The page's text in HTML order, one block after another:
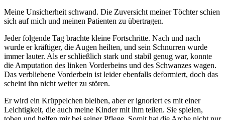
Meine Unsicherheit schwand. Die Zuversicht meiner Töchter schien
sich auf mich und meinen Patienten zu übertragen.
Jeder folgende Tag brachte kleine Fortschritte. Nach und nach
wurde er kräftiger, die Augen heilten, und sein Schnurren wurde
immer lauter. Als er schließlich stark und stabil genug war, konnte
die Amputation des linken Vorderbeins und des Schwanzes wagen.
Das verbliebene Vorderbein ist leider ebenfalls deformiert, doch das
scheint ihn nicht weiter zu stören.
Er wird ein Krüppelchen bleiben, aber er ignoriert es mit einer
Leichtigkeit, die auch meine Kinder mit ihm teilen. Sie spielen,